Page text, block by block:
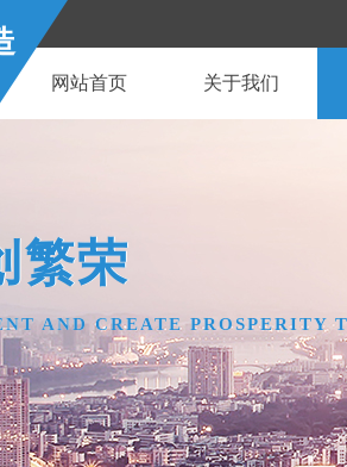
网站首页 关于我们
繁荣
繁荣
AND CREATE PROSPERITY
AND CREATE PROSPERITY